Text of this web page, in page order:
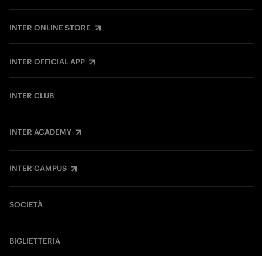
INTER ONLINE STORE
INTER OFFICIAL APP
INTER CLUB
INTER ACADEMY
INTER CAMPUS
SOCIETÀ
BIGLIETTERIA